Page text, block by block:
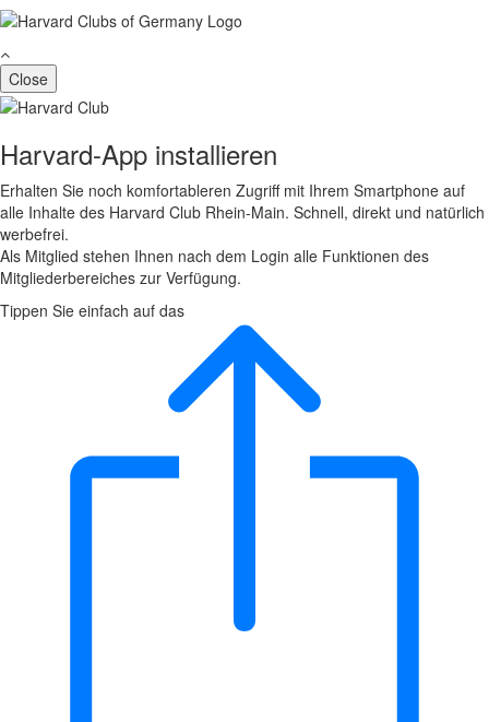
Close
Harvard-App installieren
Erhalten Sie noch komfortableren Zugriff mit Ihrem Smartphone auf
alle Inhalte des Harvard Club Rhein-Main. Schnell, direkt und natürlich
werbefrei.
Als Mitglied stehen Ihnen nach dem Login alle Funktionen des
Mitgliederbereiches zur Verfügung.
Tippen Sie einfach auf das